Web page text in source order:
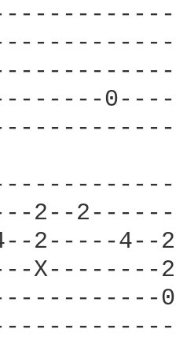
2--
2-----